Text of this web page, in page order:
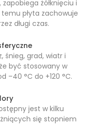
żółknięciu i
płyta zachowuje
długi czas.
śnieg, grad, wiatr i
być stosowany w
–40 °C do +120 °C.
jest w kilku
się stopniem